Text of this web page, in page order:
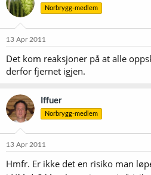
Norbrygg-medlem
13 Apr 2011
Det kom reaksjoner på at alle
derfor fjernet igjen.
Iffuer
Norbrygg-medlem
13 Apr 2011
Hmfr. Er ikke det en risiko man